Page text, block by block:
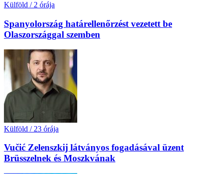
Külföld / 2 órája
Spanyolország határellenőrzést vezetett be
Olaszországgal szemben
Külföld / 23 órája
Vučić Zelenszkij látványos fogadásával üzent
Brüsszelnek és Moszkvának